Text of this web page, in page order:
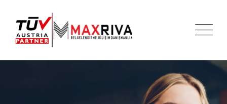
content